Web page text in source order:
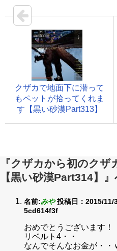
クザカで地面下に潜って
もペットが拾ってくれま
す【黒い砂漠Part313】
『クザカから初のク
【黒い砂漠Part314】
名前:みや 投稿日：2015/
5cd614f3f
おめでとうございます！
リベルト4・・
なんでそんなお金が・・